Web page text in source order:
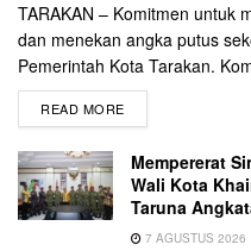
TARAKAN – Komitmen untuk
dan menekan angka putus
Pemerintah Kota Tarakan.
READ MORE
Mempererat
Wali Kota
Taruna
7 AGUSTUS 2026